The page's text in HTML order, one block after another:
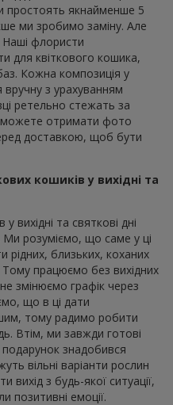
простоять якнайменше 5
ми зробимо заміну. Але
флористи
для квіткового кошика,
Кожна композиція у
з урахуванням
ретельно стежать за
можете отримати фото
доставкою, щоб бути
кошиків у вихідні та
вихідні та святкові дні
розуміємо, що саме у ці
рідних, близьких, коханих
працюємо без вихідних
змінюємо графік через
що в ці дати
тому радимо робити
Втім, ми завжди готові
знадобився
вільні варіанти рослин
вихід з будь-якої ситуації,
позитивні емоції.